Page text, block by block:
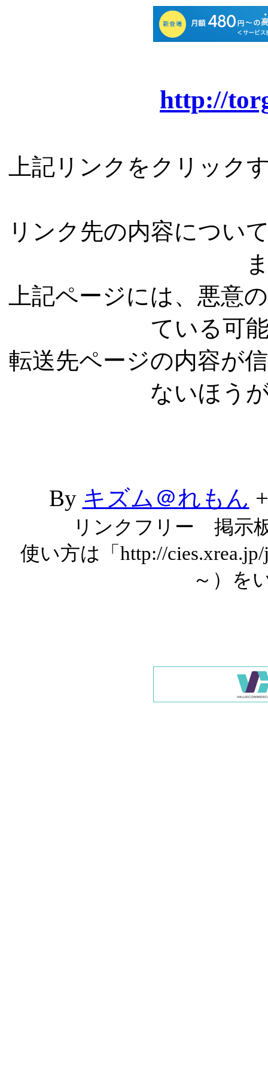
http://
上記リンクをクリック
リンク先の内容につい
上記ページには、悪意
ている可
転送先ページの内容が
ないほう
By キズム＠れもん
リンクフリー 掲示
使い方は「http://
～）を